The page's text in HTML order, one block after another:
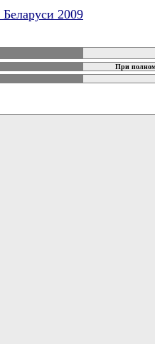
2009
При полном